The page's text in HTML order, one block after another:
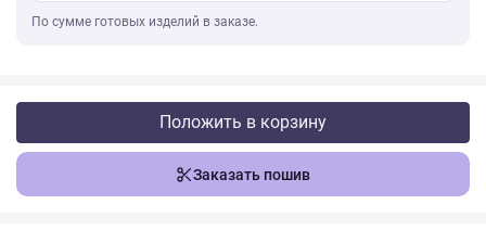
По сумме готовых изделий в заказе.
Положить в корзину
Заказать пошив